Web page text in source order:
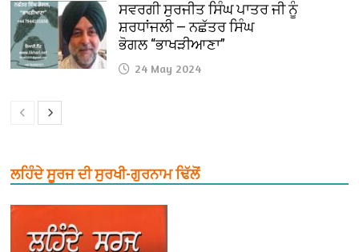
ਸਵਰਗੀ ਸੁਰਜੀਤ ਸਿੰਘ ਪਾਤਰ ਜੀ ਨੂੰ
ਸ਼ਰਧਾਂਜਲੀ — ਨਛੱਤਰ ਸਿੰਘ
ਭੋਗਲ “ਭਾਖੜੀਆਣਾ”
24 May 2024
ਲਹਿੰਦੇ ਸੂਰਜ ਦੀ ਸੁਰਖੀ-ਗੁਰਨਾਮ ਢਿੱਲੋਂ